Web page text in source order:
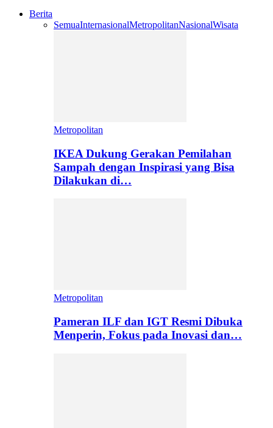
Berita
SemuaInternasionalMetropolitanNasionalWisata
Metropolitan
IKEA Dukung Gerakan Pemilahan
Sampah dengan Inspirasi yang Bisa
Dilakukan di…
Metropolitan
Pameran ILF dan IGT Resmi Dibuka
Menperin, Fokus pada Inovasi dan…